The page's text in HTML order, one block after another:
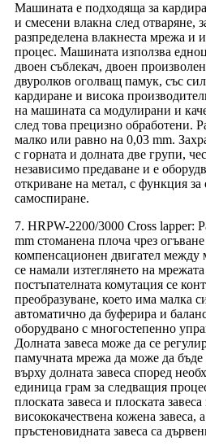
Машината е подходяща за
и смесени влакна след отваряне,
разпределена влакнеста мрежа и
процес. Машината използва
двоен съблекач, двоен
двуролков оголващ памук, със
кардиране и висока
на машината са модулирани и
след това прецизно обработени.
малко или равно на 0,03 mm.
с горната и долната две групи,
независимо предаване и е
откриване на метал, с функция за
самоспиране.
7. HRPW-2200/3000 Cross lapper:
mm стоманена плоча чрез
компенсационен двигател между
се намали изтеглянето на
постъпателната комутация се
преобразуване, което има малка
автоматично да буферира и
оборудвано с многостепенно
Долната завеса може да се
памучната мрежа да може да
върху долната завеса според
единица грам за следващия
плоската завеса и плоската
висококачествена кожена завеса,
пръстеновидната завеса са